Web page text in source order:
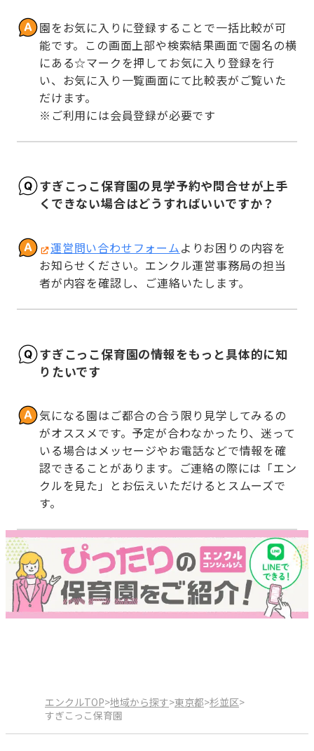
園をお気に入りに登録することで一括比較が可
能です。この画面上部や検索結果画面で園名の横
にある☆マークを押してお気に入り登録を行
い、お気に入り一覧画面にて比較表がご覧いた
だけます。
※ご利用には会員登録が必要です
すぎこっこ保育園の見学予約や問合せが上手
くできない場合はどうすればいいですか？
運営問い合わせフォームよりお困りの内容を
お知らせください。エンクル運営事務局の担当
者が内容を確認し、ご連絡いたします。
すぎこっこ保育園の情報をもっと具体的に知
りたいです
気になる園はご都合の合う限り見学してみるの
がオススメです。予定が合わなかったり、迷って
いる場合はメッセージやお電話などで情報を確
認できることがあります。ご連絡の際には「エン
クルを見た」とお伝えいただけるとスムーズで
す。
エンクルTOP>地域から探す>東京都>杉並区>
すぎこっこ保育園